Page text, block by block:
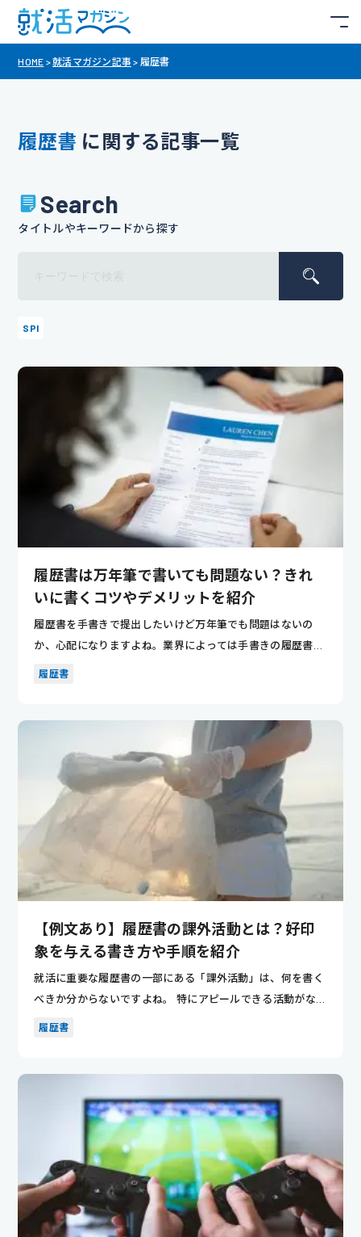
HOME >就活マガジン記事 > 履歴書
履歴書 に関する記事一覧
Search
タイトルやキーワードから探す
SPI
履歴書は万年筆で書いても問題ない？きれ
いに書くコツやデメリットを紹介
履歴書を手書きで提出したいけど万年筆でも問題はないの
か、心配になりますよね。業界によっては手書きの履歴書の
ほうが評価され...
履歴書
【例文あり】履歴書の課外活動とは？好印
象を与える書き方や手順を紹介
就活に重要な履歴書の一部にある「課外活動」は、何を書く
べきか分からないですよね。 特にアピールできる活動がない
場合、未記...
履歴書